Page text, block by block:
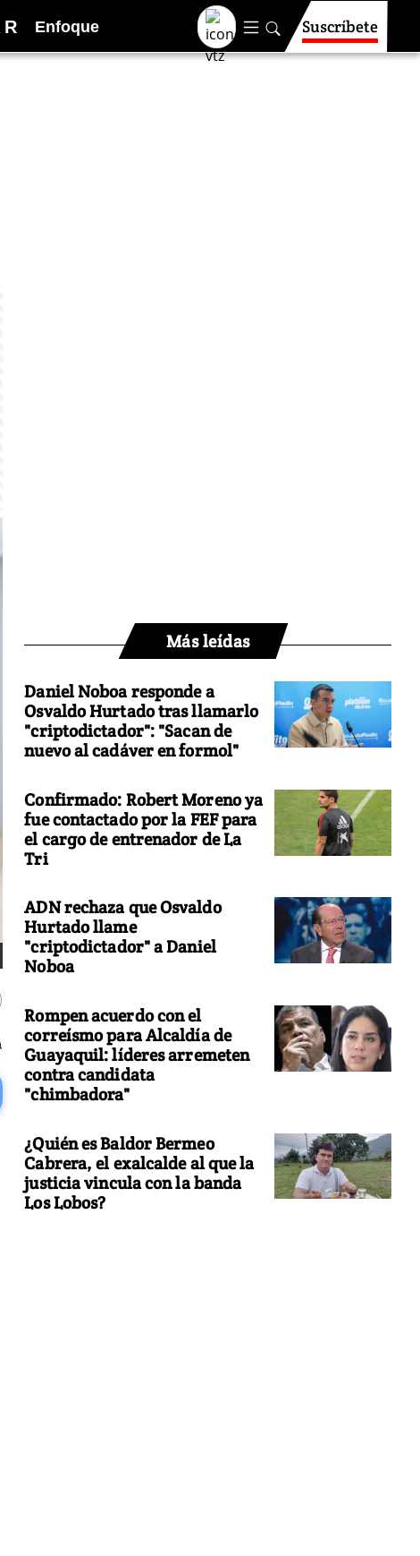
R Enfoque Suscríbete
Más leídas
Daniel Noboa responde a
Osvaldo Hurtado tras llamarlo
"criptodictador": "Sacan de
nuevo al cadáver en formol"
Confirmado: Robert Moreno ya
fue contactado por la FEF para
el cargo de entrenador de La
Tri
ADN rechaza que Osvaldo
Hurtado llame
"criptodictador" a Daniel
Noboa
Rompen acuerdo con el
correísmo para Alcaldía de
Guayaquil: líderes arremeten
contra candidata
"chimbadora"
¿Quién es Baldor Bermeo
Cabrera, el exalcalde al que la
justicia vincula con la banda
Los Lobos?